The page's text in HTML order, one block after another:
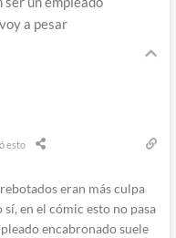
a pesar
esto
eran más culpa
sí, en el cómic esto no pasa
encabronado suele